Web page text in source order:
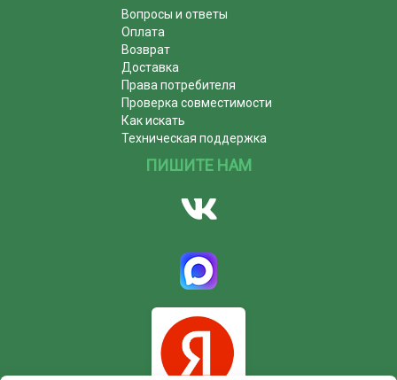
Вопросы и ответы
Оплата
Возврат
Доставка
Права потребителя
Проверка совместимости
Как искать
Техническая поддержка
ПИШИТЕ НАМ